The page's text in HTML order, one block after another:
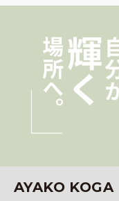
AYAKO KOGA